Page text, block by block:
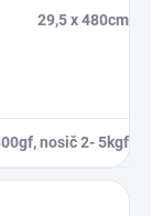
29,5 x 480cm
nosič 2- 5kgf